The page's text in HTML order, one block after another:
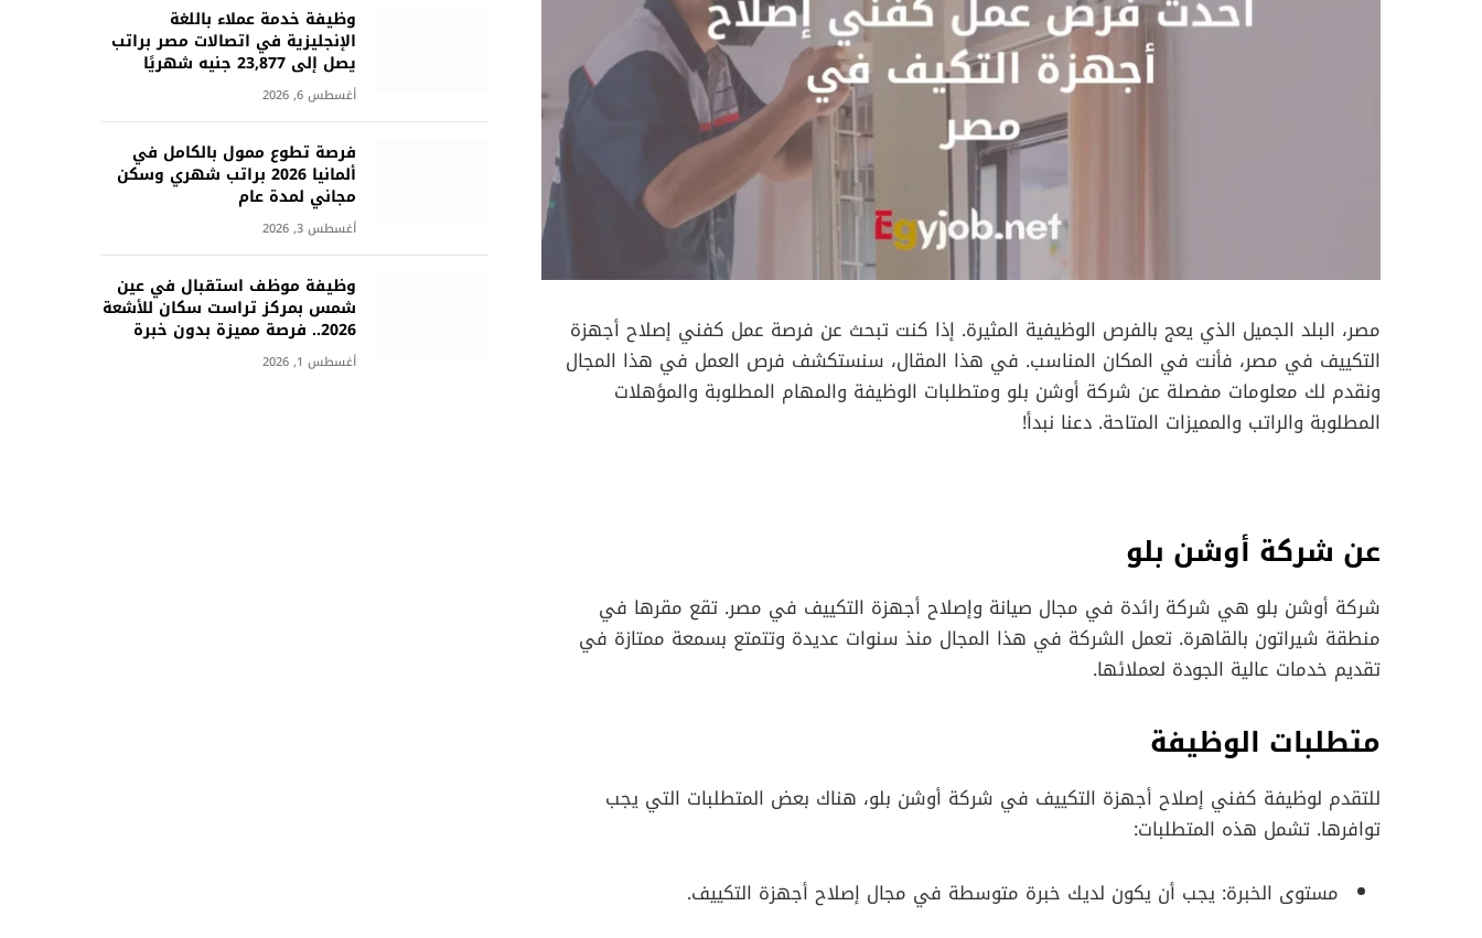
مصر، البلد الجميل الذي يعج بالفرص الوظيفية المثيرة. إذا كنت تبحث عن فرصة عمل كفني إصلاح أجهزة
التكييف في مصر، فأنت في المكان المناسب. في هذا المقال، سنستكشف فرص العمل في هذا المجال
ونقدم لك معلومات مفصلة عن شركة أوشن بلو ومتطلبات الوظيفة والمهام المطلوبة والمؤهلات
المطلوبة والراتب والمميزات المتاحة. دعنا نبدأ!
عن شركة أوشن بلو
شركة أوشن بلو هي شركة رائدة في مجال صيانة وإصلاح أجهزة التكييف في مصر. تقع مقرها في
منطقة شيراتون بالقاهرة. تعمل الشركة في هذا المجال منذ سنوات عديدة وتتمتع بسمعة ممتازة في
تقديم خدمات عالية الجودة لعملائها.
متطلبات الوظيفة
للتقدم لوظيفة كفني إصلاح أجهزة التكييف في شركة أوشن بلو، هناك بعض المتطلبات التي يجب
توافرها. تشمل هذه المتطلبات:
مستوى الخبرة: يجب أن يكون لديك خبرة متوسطة في مجال إصلاح أجهزة التكييف.
وظيفة خدمة عملاء باللغة
الإنجليزية في اتصالات مصر براتب
يصل إلى 23,877 جنيه شهريًا
أغسطس 6, 2026
فرصة تطوع ممول بالكامل في
ألمانيا 2026 براتب شهري وسكن
مجاني لمدة عام
أغسطس 3, 2026
وظيفة موظف استقبال في عين
شمس بمركز تراست سكان للأشعة
2026.. فرصة مميزة بدون خبرة
أغسطس 1, 2026